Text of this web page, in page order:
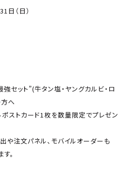
日（日）
セット”(牛タン塩・ヤングカルビ・ロ
へ
ストカード1枚を数量限定でプレゼン
や注文パネル、モバイルオーダーも
。